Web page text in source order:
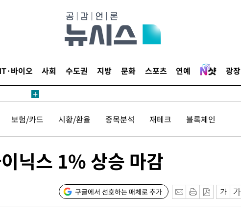
IT·바이오 사회 수도권 지방 문화 스포츠 연예 광장
보험/카드 시황/환율 종목분석 재테크 블록체인
닉스 1% 상승 마감
구글에서 선호하는 매체로 추가